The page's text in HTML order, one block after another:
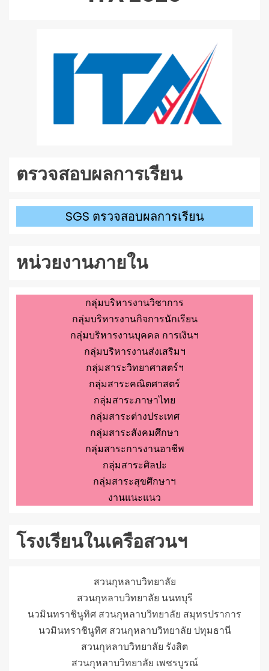
ตรวจสอบผลการเรียน
SGS ตรวจสอบผลการเรียน
หน่วยงานภายใน
กลุ่มบริหารงานวิชาการ
กลุ่มบริหารงานกิจการนักเรียน
กลุ่มบริหารงานบุคคล การเงินฯ
กลุ่มบริหารงานส่งเสริมฯ
กลุ่มสาระวิทยาศาสตร์ฯ
กลุ่มสาระคณิตศาสตร์
กลุ่มสาระภาษาไทย
กลุ่มสาระต่างประเทศ
กลุ่มสาระสังคมศึกษา
กลุ่มสาระการงานอาชีพ
กลุ่มสาระศิลปะ
กลุ่มสาระสุขศึกษาฯ
งานแนะแนว
โรงเรียนในเครือสวนฯ
สวนกุหลาบวิทยาลัย
สวนกุหลาบวิทยาลัย นนทบุรี
นวมินทราชินูทิศ สวนกุหลาบวิทยาลัย สมุทรปราการ
นวมินทราชินูทิศ สวนกุหลาบวิทยาลัย ปทุมธานี
สวนกุหลาบวิทยาลัย รังสิต
สวนกุหลาบวิทยาลัย เพชรบูรณ์